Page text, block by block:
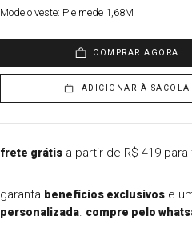
Modelo veste: P e mede 1,68M
COMPRAR AGORA
ADICIONAR À SACOLA
frete grátisa partir de R$ 419
garanta benefícios exclusivose
personalizada. compre pelo